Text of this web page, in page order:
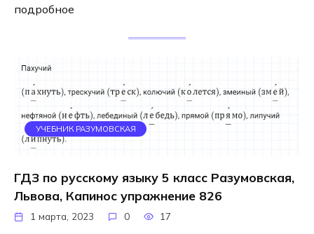
подробное
УЧЕБНИК РАЗУМОВСКАЯ
ГДЗ по русскому языку 5 класс Разумовская,
Львова, Капинос упражнение 826
1 марта, 2023 0 17